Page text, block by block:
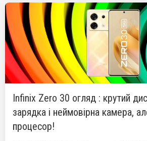
Infinix Zero 30 огляд : крутий
зарядка і неймовірна камера,
процесор!